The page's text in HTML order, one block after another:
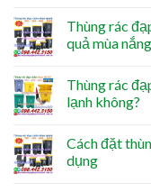
Thùng rác
quả mùa
Thùng rác
lạnh không?
Cách đặt
dụng